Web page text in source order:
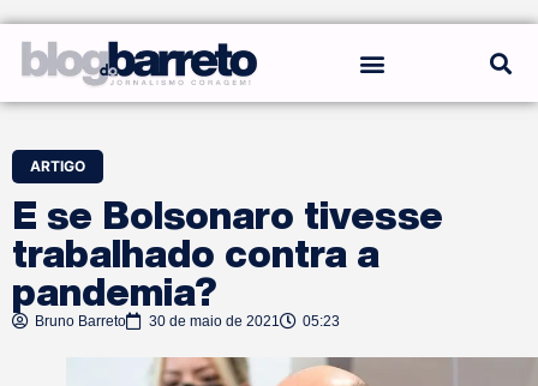
ARTIGO
E se Bolsonaro tivesse
trabalhado contra a
pandemia?
Bruno Barreto 30 de maio de 2021 05:23